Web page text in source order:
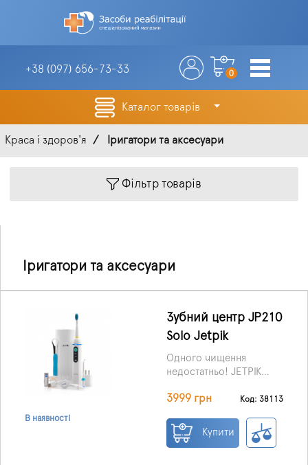
+38 (097) 656-73-33 0
Каталог товарів
Краса і здоров'я Іригатори та аксесуари
Фільтр товарів
Іригатори та аксесуари
В наявності
Зубний центр JP210
Solo Jetpik
Одного чищення
недостатньо! JETPIK
унікальне поєднання
для глибокого
очищення міжзубних
3999 грн Код: 38113
Купити